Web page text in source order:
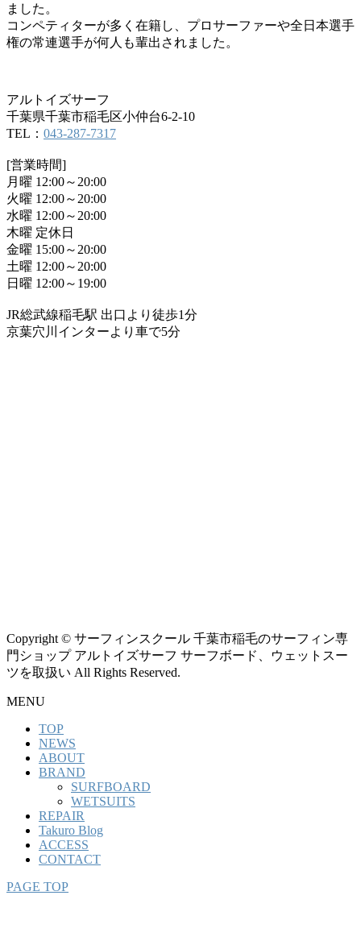
ました。
コンペティターが多く在籍し、プロサーファーや全日本選手
権の常連選手が何人も輩出されました。
アルトイズサーフ
千葉県千葉市稲毛区小仲台6-2-10
TEL： 043-287-7317
[営業時間]
月曜 12:00～20:00
火曜 12:00～20:00
水曜 12:00～20:00
木曜 定休日
金曜 15:00～20:00
土曜 12:00～20:00
日曜 12:00～19:00
JR総武線稲毛駅 出口より徒歩1分
京葉穴川インターより車で5分
Copyright © サーフィンスクール 千葉市稲毛のサーフィン専
門ショップ アルトイズサーフ サーフボード、ウェットスー
ツを取扱い All Rights Reserved.
MENU
TOP
NEWS
ABOUT
BRAND
SURFBOARD
WETSUITS
REPAIR
Takuro Blog
ACCESS
CONTACT
PAGE TOP